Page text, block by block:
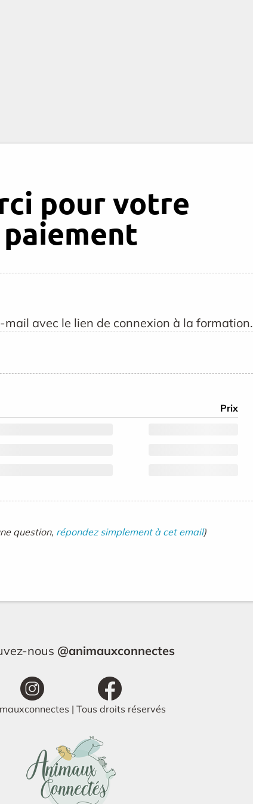
pour votre
paiement
mail avec le lien de connexion à la formation.
Prix
question, répondez simplement à cet email)
nous @animauxconnectes
| Tous droits réservés